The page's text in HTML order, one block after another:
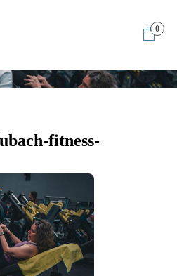
0
fitness-